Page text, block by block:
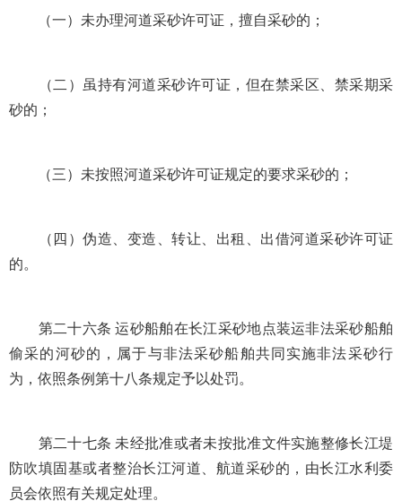
（一）未办理河道采砂许可证，擅自采砂的；
（二）虽持有河道采砂许可证，但在禁采区、禁采期采
砂的；
（三）未按照河道采砂许可证规定的要求采砂的；
（四）伪造、变造、转让、出租、出借河道采砂许可证
的。
第二十六条 运砂船舶在长江采砂地点装运非法采砂船舶
偷采的河砂的，属于与非法采砂船舶共同实施非法采砂行
为，依照条例第十八条规定予以处罚。
第二十七条 未经批准或者未按批准文件实施整修长江堤
防吹填固基或者整治长江河道、航道采砂的，由长江水利委
员会依照有关规定处理。